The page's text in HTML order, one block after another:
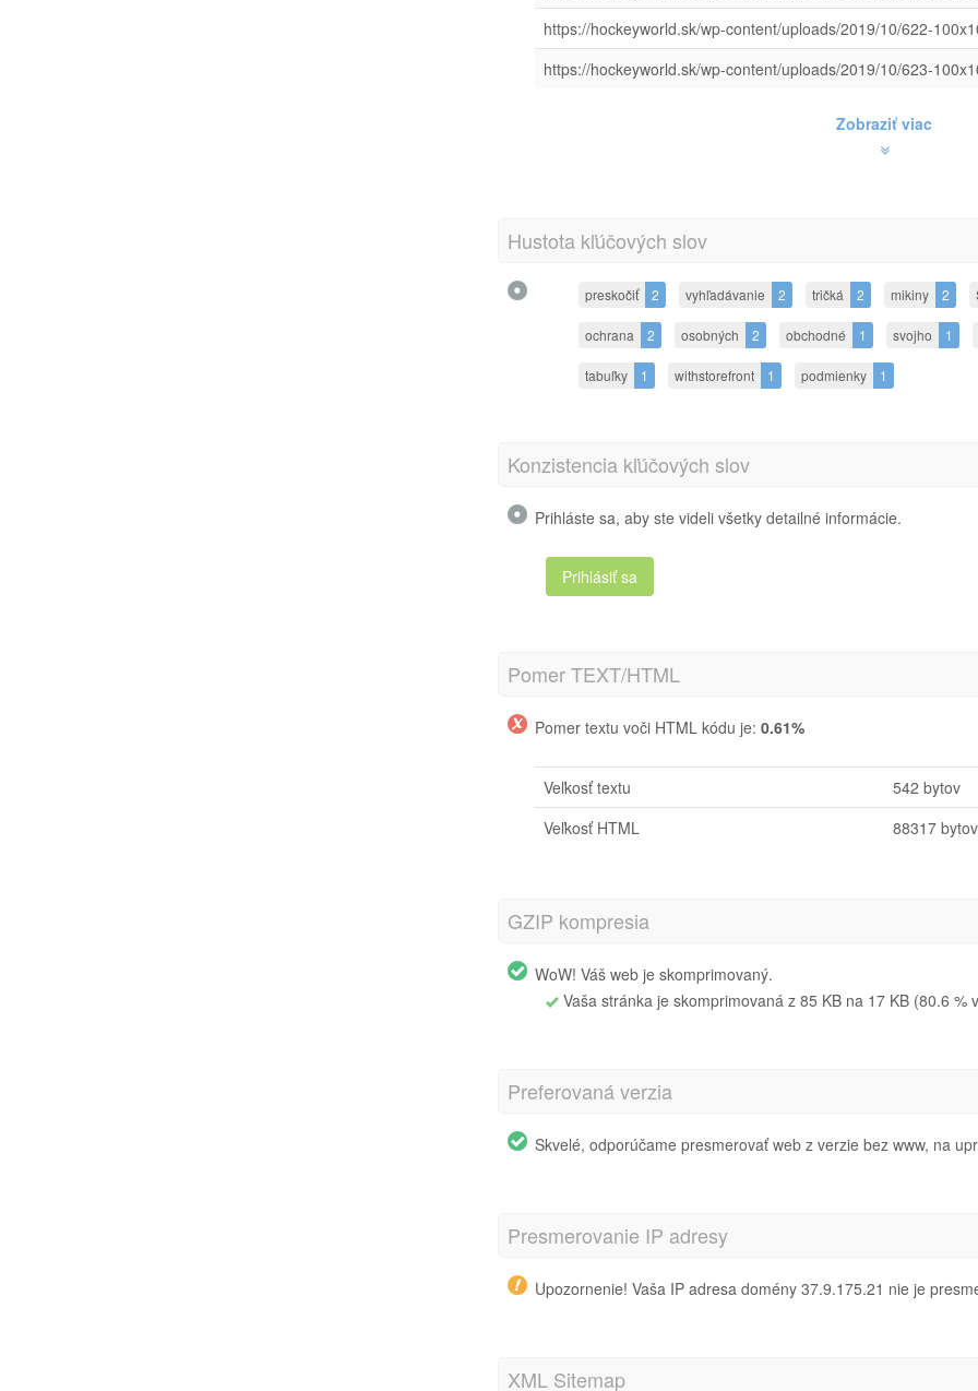
https://hockeyworld.sk/wp-content/uploads/2019/10/622-
https://hockeyworld.sk/wp-content/uploads/2019/10/623-
Zobraziť viac
Hustota kľúčových slov
preskočiť 2 vyhľadávanie 2 tričká 2 mikiny 2
ochrana 2 osobných 2 obchodné 1 svojho 1
tabuľky 1 withstorefront 1 podmienky 1
Konzistencia kľúčových slov
Prihláste sa, aby ste videli všetky detailné informácie.
Prihlásiť sa
Pomer TEXT/HTML
Pomer textu voči HTML kódu je: 0.61%
Veľkosť textu
542 bytov
Veľkosť HTML
88317 bytov
GZIP kompresia
WoW! Váš web je skomprimovaný.
Vaša stránka je skomprimovaná z 85 KB na 17 KB (80.6 %
Preferovaná verzia
Skvelé, odporúčame presmerovať web z verzie bez www, na
Presmerovanie IP adresy
Upozornenie! Vaša IP adresa domény 37.9.175.21 nie je
XML Sitemap